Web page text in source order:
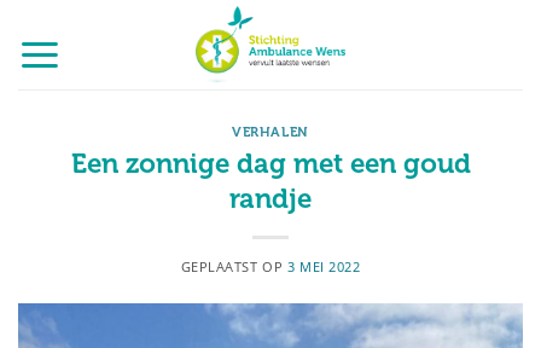
naar
inhoud
VERHALEN
Een zonnige dag met een goud
randje
GEPLAATST OP 3 MEI 2022